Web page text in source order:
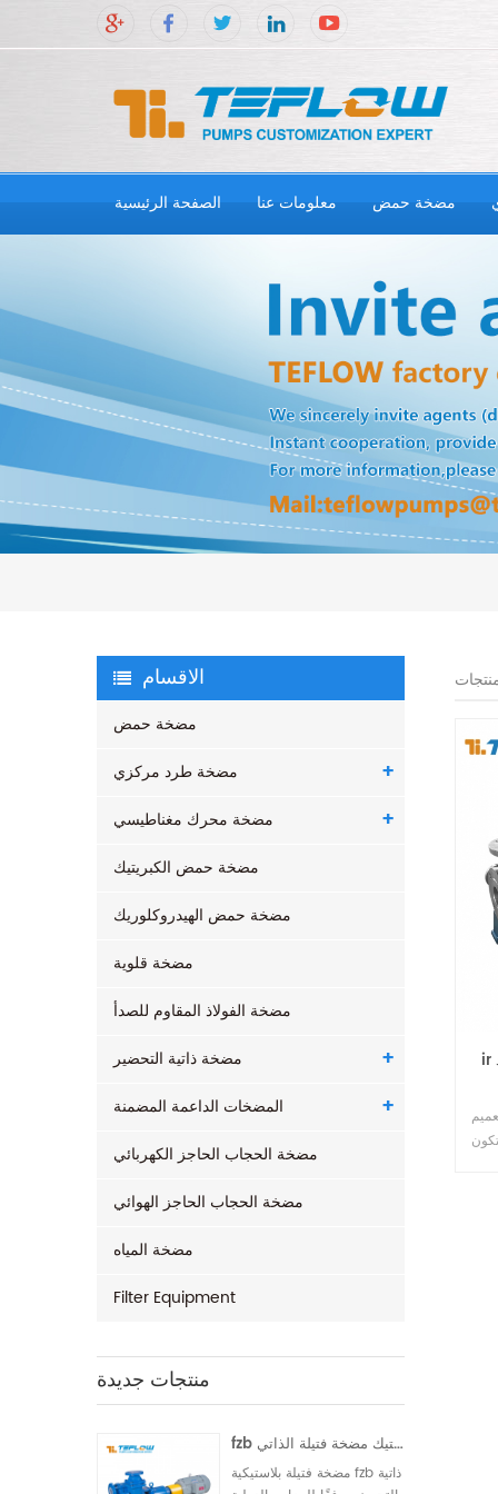
الصفحة الرئيسية معلومات عنا مضخة حمض
الاقسام
مضخة حمض
مضخة طرد مركزي
مضخة محرك مغناطيسي
مضخة حمض الكبريتيك
مضخة حمض الهيدروكلوريك
مضخة قلوية
مضخة الفولاذ المقاوم للصدأ
مضخة ذاتية التحضير
المضخات الداعمة المضمنة
مضخة الحجاب الحاجز الكهربائي
مضخة الحجاب الحاجز الهوائي
مضخة المياه
Filter Equipment
منتجات جديدة
fzb الفلور البلاستيك مضخة فتيلة الذاتي
مضخة فتيلة بلاستيكية fzb ذاتية
ir الفولاذ المقاوم للصدأ تعميم مضخة الطرد